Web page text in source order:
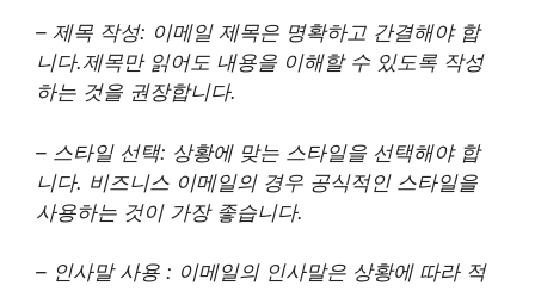
– 제목 작성: 이메일 제목은 명확하고 간결해야 합
니다.제목만 읽어도 내용을 이해할 수 있도록 작성
하는 것을 권장합니다.
– 스타일 선택: 상황에 맞는 스타일을 선택해야 합
니다. 비즈니스 이메일의 경우 공식적인 스타일을
사용하는 것이 가장 좋습니다.
– 인사말 사용 : 이메일의 인사말은 상황에 따라 적